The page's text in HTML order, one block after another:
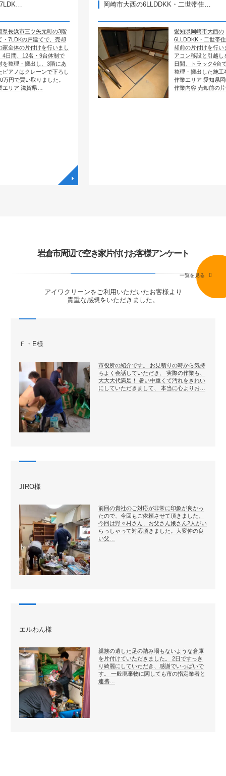
元町の3階
てで、売却
を行いまし
9台体制で
、3階にあ
ンで下ろし
りました。
…
岡崎市大西の6LLDDKK・二世帯住…
愛知県岡崎市大西の
6LLDDKK・二世帯住宅で、売
却前の片付けを行いました。エ
アコン移設と引越しを含めて4
日間、トラック4台で全部屋を
整理・搬出した施工事例です。
作業エリア 愛知県岡崎市大西
作業内容 売却前の片付け …
岩倉市周辺で空き家片付けお客様アンケート
アイワクリーンをご利用いただいたお客様より
貴重な感想をいただきました。
一覧を見る
Ｆ・E様
市役所の紹介です。 お見積りの時から気持
ちよく会話していただき、 実際の作業も、
大大大代満足！ 暑い中重くて汚れをきれい
にしていただきまして、 本当に心よりお…
JIRO様
前回の貴社のご対応が非常に印象が良かっ
たので、今回もご依頼させて頂きました。
今回は野々村さん、お父さん娘さん2人がい
らっしゃって対応頂きました。大変仲の良
い父…
エルわん様
親族の遺した足の踏み場もないような倉庫
を片付けていただきました。 2日ですっき
り綺麗にしていただき、感謝でいっぱいで
す。 一般廃棄物に関しても市の指定業者と
連携…